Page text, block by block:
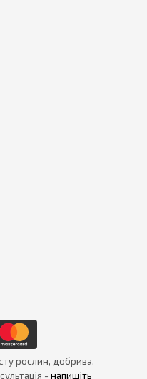
рослин, добрива,
-напишіть